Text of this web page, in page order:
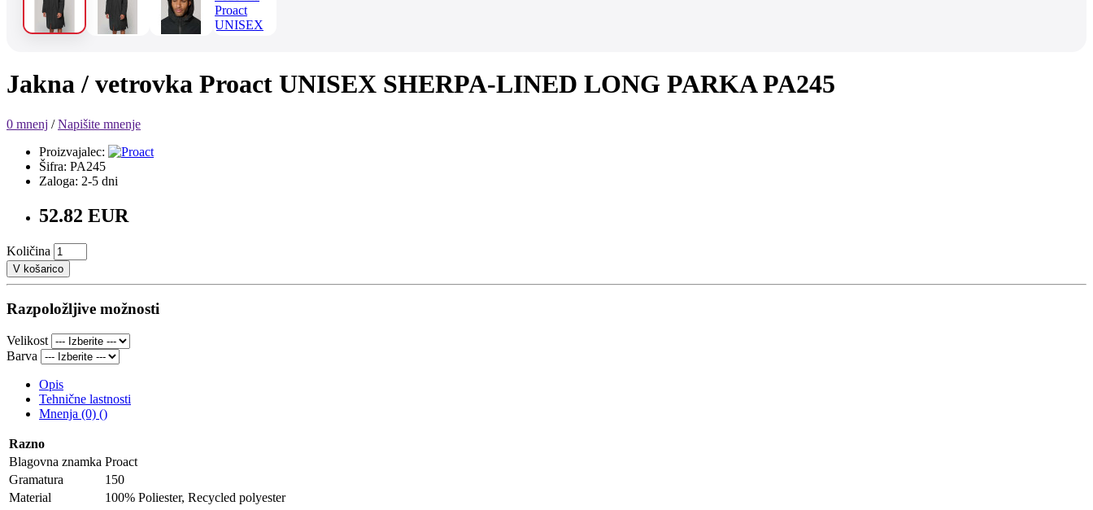
Jakna / vetrovka Proact UNISEX SHERPA-LINED LONG PARKA PA245
0 mnenj /Napišite mnenje
Proizvajalec:
Šifra: PA245
Zaloga: 2-5 dni
52.82 EUR
Količina
V košarico
Razpoložljive možnosti
Velikost
Barva
Opis
Tehnične lastnosti
Mnenja (0) ()
Razno
Blagovna znamka Proact
Gramatura
150
Material
100% Poliester, Recycled polyester